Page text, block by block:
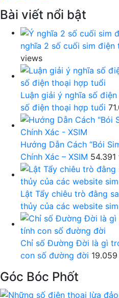
Bài viết nổi bật
nghĩa 2 số cuối sim điện
views
Luận giải ý nghĩa số
số điện thoại hợp tuổi
Hướng Dẫn Cách “Bói
Chính Xác – XSIM 54.391
Lật Tẩy chiêu trò đằng
thủy của các website
Chỉ số Đường Đời là gì
con số đường đời
Góc Bóc Phốt